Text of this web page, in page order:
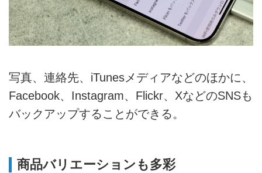
写真、連絡先、iTunesメディアなどのほかに、
Facebook、Instagram、Flickr、XなどのSNSも
バックアップすることができる。
商品バリエーションも多彩